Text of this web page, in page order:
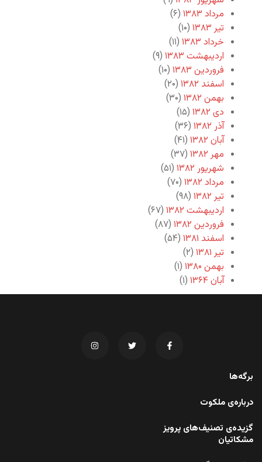
مرداد ۱۳۸۳
(۶)
تیر ۱۳۸۳
(۱۰)
خرداد ۱۳۸۳
(۱۱)
اردیبهشت ۱۳۸۳
(۹)
فروردین ۱۳۸۳
(۱۰)
اسفند ۱۳۸۲
(۲۰)
بهمن ۱۳۸۲
(۳۰)
دی ۱۳۸۲
(۱۵)
آذر ۱۳۸۲
(۳۶)
آبان ۱۳۸۲
(۴۱)
مهر ۱۳۸۲
(۳۷)
شهریور ۱۳۸۲
(۵۱)
مرداد ۱۳۸۲
(۷۰)
تیر ۱۳۸۲
(۹۸)
اردیبهشت ۱۳۸۲
(۶۷)
فروردین ۱۳۸۲
(۸۷)
اسفند ۱۳۸۱
(۵۴)
تیر ۱۳۸۱
(۲)
بهمن ۱۳۸۰
(۱)
آبان ۱۳۶۴
(۱)
برگه‌ها
درباره‌ی ملکوت
گزیده‌ی تصنیف‌های پرویز
مشکاتیان